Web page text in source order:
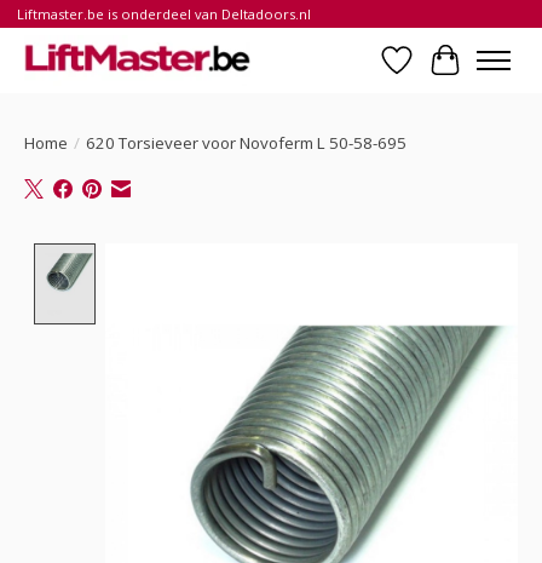
Liftmaster.be is onderdeel van Deltadoors.nl
Verlanglijst
Home / 620 Torsieveer voor Novoferm L 50-58-695